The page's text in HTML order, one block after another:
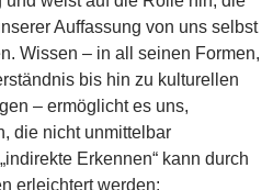
Auffassung von uns selbst
Wissen – in all seinen Formen,
bis hin zu kulturellen
– ermöglicht es uns,
die nicht unmittelbar
Erkennen“ kann durch
erleichtert werden: